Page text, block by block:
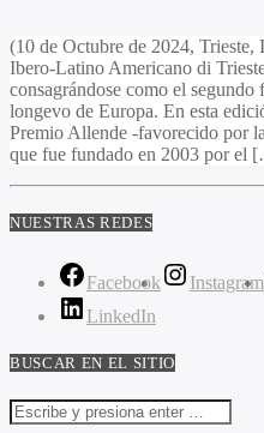
(10 de Octubre de 2024,
Ibero-Latino Americano di
consagrándose como el
longevo de Europa. En esta
Premio Allende -favorecido por
que fue fundado en 2003 por el
NUESTRAS REDES
Facebook Instagram
LinkedIn
BUSCAR EN EL SITIO